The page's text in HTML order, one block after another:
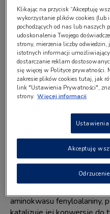
Sprawdź także:Objawy
rozpoznać PKU?
Dlaczego
Dziedziczenie
Za rozwój fenyloketonurii
genetyczna. Choroba ta
autosomalny recesywny,
jej rozwój odpowiedzialna
dziecku przezoboje
mutacje w genie
aminokwasu fenyloalaniny,
Klikając na przycisk “Akceptuję
wykorzystanie plików cookies (lub
pochodzących od nas lub
udoskonalenia Twojego
strony, mierzenia liczby
istotnych informacji
dostarczanie reklam
się więcej w Polityce prywatności.
zakresie plików cookies tutaj, jak
link "Ustawienia Prywatności",
strony. Więcej informacji
Akceptuję